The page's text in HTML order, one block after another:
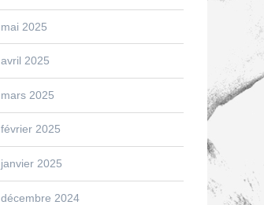
mai 2025
avril 2025
mars 2025
février 2025
janvier 2025
décembre 2024